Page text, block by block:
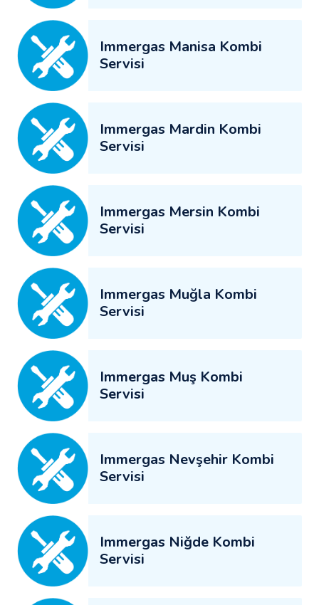
Immergas Manisa Kombi
Servisi
Immergas Mardin Kombi
Servisi
Immergas Mersin Kombi
Servisi
Immergas Muğla Kombi
Servisi
Immergas Muş Kombi
Servisi
Immergas Nevşehir Kombi
Servisi
Immergas Niğde Kombi
Servisi